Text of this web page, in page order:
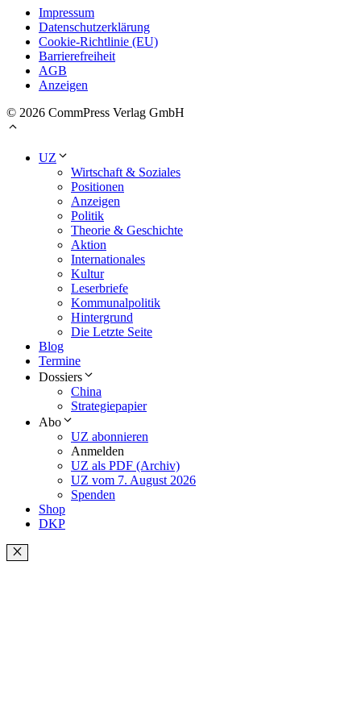
Impressum
Datenschutzerklärung
Cookie-Richtlinie (EU)
Barrierefreiheit
AGB
Anzeigen
© 2026 CommPress Verlag GmbH
UZ
Wirtschaft & Soziales
Positionen
Anzeigen
Politik
Theorie & Geschichte
Aktion
Internationales
Kultur
Leserbriefe
Kommunalpolitik
Hintergrund
Die Letzte Seite
Blog
Termine
Dossiers
China
Strategiepapier
Abo
UZ abonnieren
Anmelden
UZ als PDF (Archiv)
UZ vom 7. August 2026
Spenden
Shop
DKP
Schließen